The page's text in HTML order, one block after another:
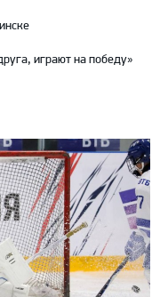
играют на победу»